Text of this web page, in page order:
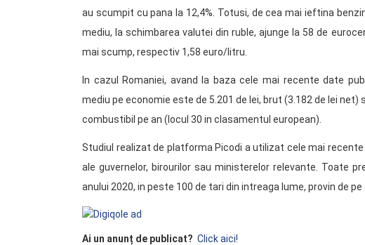
au scumpit cu pana la 12,4%. Totusi, de cea mai ieftina
mediu, la schimbarea valutei din ruble, ajunge la 58 de
mai scump, respectiv 1,58 euro/litru.
In cazul Romaniei, avand la baza cele mai recente date
mediu pe economie este de 5.201 de lei, brut (3.182 de lei
combustibil pe an (locul 30 in clasamentul european).
Studiul realizat de platforma Picodi a utilizat cele mai
ale guvernelor, birourilor sau ministerelor relevante. Toate
anului 2020, in peste 100 de tari din intreaga lume, provin de
Ai un anunț de publicat? Click aici!